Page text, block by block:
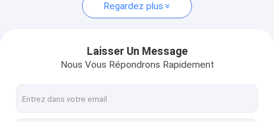
NORME ANSI B16.5 ASME B16.47 DE BRIDE
BRIDE JIS B2220
GOST 33259 DE BRIDE
Regardez plus
Laisser Un Message
Nous Vous Répondrons Rapidement